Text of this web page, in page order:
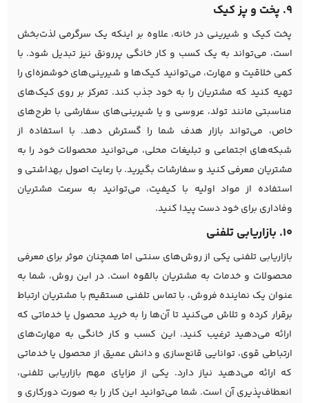
9. پخت و پز کیک
پخت کیک و شیرینی در خانه، علاوه بر اینکه یک سرگرمی لذت‌بخش
است، می‌تواند به یک کسب و کار خانگی پررونق نیز تبدیل شود. با
کمی خلاقیت و مهارت، می‌توانید کیک‌ها و شیرینی‌های خوشمزه‌ای را
تهیه کنید که مشتریان را به خود جذب کند. تمرکز بر روی کیک‌های
مناسبتی مانند تولد، عروسی و یا شیرینی‌های سفارشی با طرح‌های
خاص، می‌تواند بازار هدف شما را گسترش دهد. با استفاده از
شبکه‌های اجتماعی و تبلیغات محلی، می‌توانید محصولات خود را به
مشتریان معرفی کنید و سفارشات بگیرید. با رعایت اصول بهداشتی و
استفاده از مواد اولیه با کیفیت، می‌توانید به سرعت مشتریان
وفاداری برای خود دست پیدا کنید.
10. بازاریابی تلفنی
بازاریابی تلفنی یکی از روش‌های سنتی اما همچنان موثر برای معرفی
محصولات و خدمات به مشتریان بالقوه است. در این روش، شما به
عنوان یک نماینده فروش، با تماس تلفنی مستقیم با مشتریان ارتباط
برقرار کرده و تلاش می‌کنید تا آن‌ها را به خرید محصول یا خدماتی که
ارائه می‌دهید ترغیب کنید. این کسب و کار خانگی به مهارت‌های
ارتباطی قوی، توانایی قانع‌سازی و دانش عمیق از محصول یا خدماتی
که ارائه می‌دهید نیاز دارد. یکی از مزایای مهم بازاریابی تلفنی،
انعطاف‌پذیری آن است. شما می‌توانید این کار را به صورت دورکاری و